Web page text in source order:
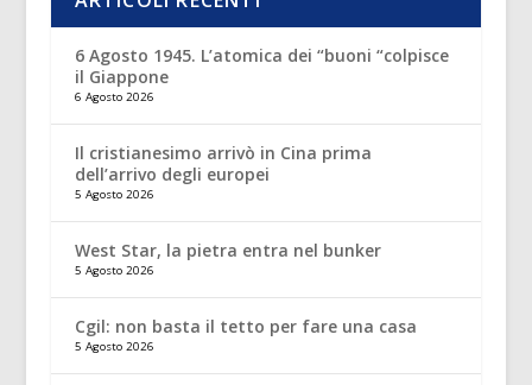
6 Agosto 1945. L’atomica dei “buoni “colpisce
il Giappone
6 Agosto 2026
Il cristianesimo arrivò in Cina prima
dell’arrivo degli europei
5 Agosto 2026
West Star, la pietra entra nel bunker
5 Agosto 2026
Cgil: non basta il tetto per fare una casa
5 Agosto 2026